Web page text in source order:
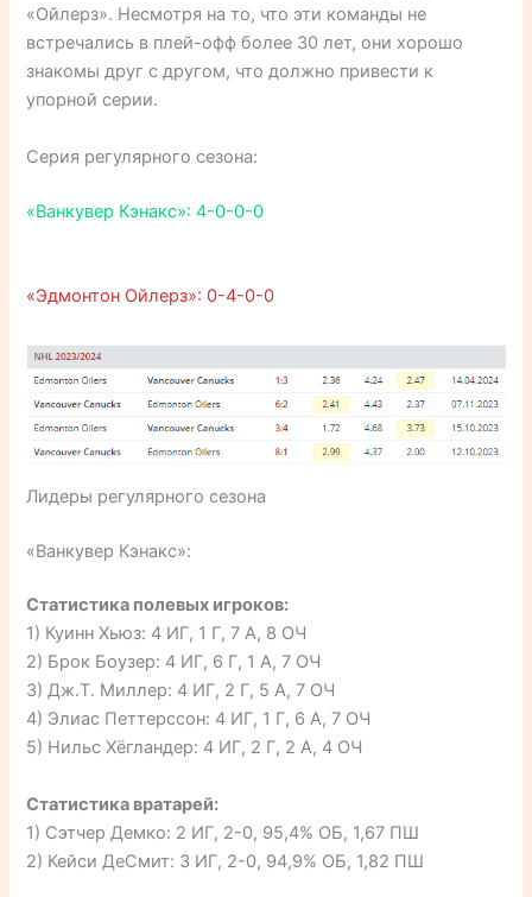
«Ойлерз». Несмотря на то, что эти команды не
встречались в плей-офф более 30 лет, они хорошо
знакомы друг с другом, что должно привести к
упорной серии.
Серия регулярного сезона:
«Ванкувер Кэнакс»: 4-0-0-0
«Эдмонтон Ойлерз»: 0-4-0-0
Лидеры регулярного сезона
«Ванкувер Кэнакс»:
Статистика полевых игроков:
1) Куинн Хьюз: 4 ИГ, 1 Г, 7 А, 8 ОЧ
2) Брок Боузер: 4 ИГ, 6 Г, 1 А, 7 ОЧ
3) Дж.Т. Миллер: 4 ИГ, 2 Г, 5 А, 7 ОЧ
4) Элиас Петтерссон: 4 ИГ, 1 Г, 6 А, 7 ОЧ
5) Нильс Хёгландер: 4 ИГ, 2 Г, 2 А, 4 ОЧ
Статистика вратарей:
1) Сэтчер Демко: 2 ИГ, 2-0, 95,4% ОБ, 1,67 ПШ
2) Кейси ДеСмит: 3 ИГ, 2-0, 94,9% ОБ, 1,82 ПШ